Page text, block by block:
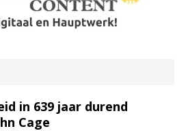
in 639 jaar durend
Cage